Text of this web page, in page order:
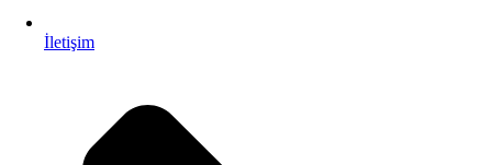
İletişim